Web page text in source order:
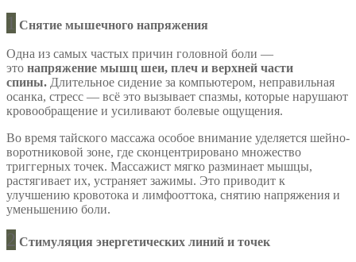
1 Снятие мышечного напряжения
Одна из самых частых причин головной боли —
это напряжение мышц шеи, плеч и верхней части
спины. Длительное сидение за компьютером, неправильная
осанка, стресс — всё это вызывает спазмы, которые нарушают
кровообращение и усиливают болевые ощущения.
Во время тайского массажа особое внимание уделяется шейно-
воротниковой зоне, где сконцентрировано множество
триггерных точек. Массажист мягко разминает мышцы,
растягивает их, устраняет зажимы. Это приводит к
улучшению кровотока и лимфооттока, снятию напряжения и
уменьшению боли.
2 Стимуляция энергетических линий и точек